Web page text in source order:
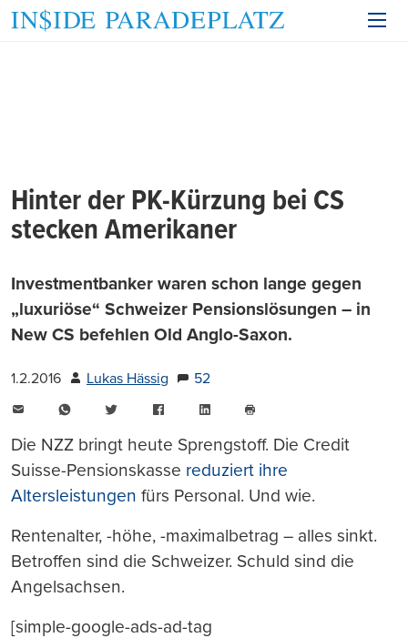
Hinter der PK-Kürzung bei CS
stecken Amerikaner
Investmentbanker waren schon lange gegen
„luxuriöse“ Schweizer Pensionslösungen – in
New CS befehlen Old Anglo-Saxon.
1.2.2016 Lukas Hässig
52
WhatsAppTwitter FacebookLinkedIn
drucken
Die NZZ bringt heute Sprengstoff. Die Credit
Suisse-Pensionskasse reduziert ihre
Altersleistungen fürs Personal. Und wie.
Rentenalter, -höhe, -maximalbetrag – alles sinkt.
Betroffen sind die Schweizer. Schuld sind die
Angelsachsen.
[simple-google-ads-ad-tag